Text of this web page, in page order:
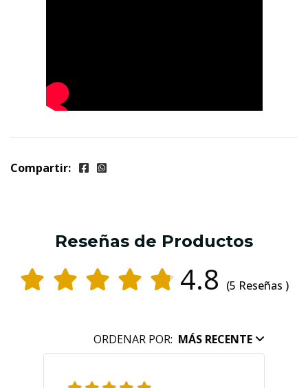
Compartir:
Reseñas de Productos
4.8 (5 Reseñas )
ORDENAR POR: MÁS RECENTE